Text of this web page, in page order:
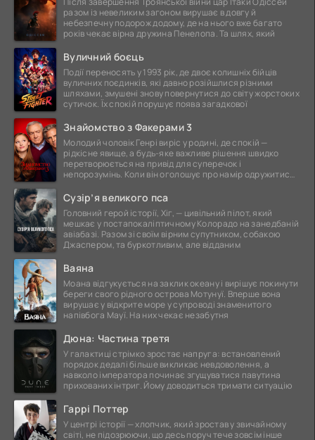
разом із невеликим загоном вирушає в довгу й
небезпечну подорож додому, де на нього вже багато
років чекає вірна дружина Пенелопа. Та шлях, який
Вуличний боєць
Події переносять у 1993 рік, де двоє колишніх бійців
вуличних поєдинків, які давно розійшлися різними
шляхами, змушені знову повернутися до світу жорстоких
сутичок. Їх спокій порушує поява загадкової
Знайомство з Факерами 3
Молодий чоловік Генрі виріс у родині, де спокій —
рідкісне явище, а будь-яке важливе рішення швидко
перетворюється на привід для суперечок і
непорозумінь. Коли він оголошує про намір одружитися,
Сузір’я великого пса
Головний герой історії, Хіг, — цивільний пілот, який
мешкає у постапокаліптичному Колорадо на занедбаній
авіабазі. Разом зі своїм вірним супутником, собакою
Джаспером, та буркотливим, але відданим
Ваяна
Моана відгукується на заклик океану і вирішує покинути
береги свого рідного острова Мотунуї. Вперше вона
вирушає у відкрите море у супроводі знаменитого
напівбога Мауї. На них чекає незабутня
Дюна: Частина третя
У галактиці стрімко зростає напруга: встановлений
порядок дедалі більше викликає невдоволення, а
навколо імператора починає згущуватися павутина
прихованих інтриг. Йому доводиться тримати ситуацію
Гаррі Поттер
У центрі історії — хлопчик, який зростав у звичайному
світі, не підозрюючи, що десь поруч тече зовсім інше